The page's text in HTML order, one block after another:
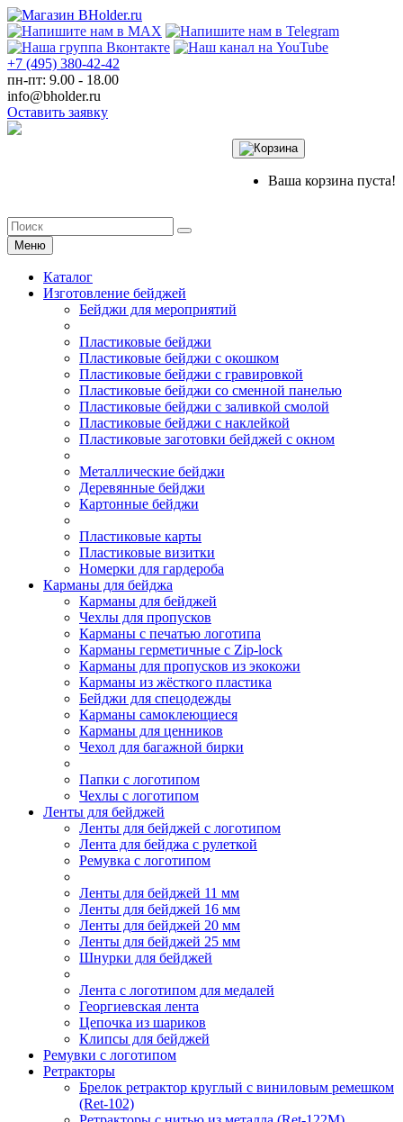
+7 (495) 380-42-42
пн-пт: 9.00 - 18.00
info@bholder.ru
Оставить заявку
Ваша корзина пуста!
Меню
Каталог
Изготовление бейджей
Бейджи для мероприятий
Пластиковые бейджи
Пластиковые бейджи с окошком
Пластиковые бейджи с гравировкой
Пластиковые бейджи со сменной панелью
Пластиковые бейджи с заливкой смолой
Пластиковые бейджи с наклейкой
Пластиковые заготовки бейджей с окном
Металлические бейджи
Деревянные бейджи
Картонные бейджи
Пластиковые карты
Пластиковые визитки
Номерки для гардероба
Карманы для бейджа
Карманы для бейджей
Чехлы для пропусков
Карманы с печатью логотипа
Карманы герметичные с Zip-lock
Карманы для пропусков из экокожи
Карманы из жёсткого пластика
Бейджи для спецодежды
Карманы самоклеющиеся
Карманы для ценников
Чехол для багажной бирки
Папки с логотипом
Чехлы с логотипом
Ленты для бейджей
Ленты для бейджей с логотипом
Лента для бейджа с рулеткой
Ремувка с логотипом
Ленты для бейджей 11 мм
Ленты для бейджей 16 мм
Ленты для бейджей 20 мм
Ленты для бейджей 25 мм
Шнурки для бейджей
Лента с логотипом для медалей
Георгиевская лента
Цепочка из шариков
Клипсы для бейджей
Ремувки с логотипом
Ретракторы
Брелок ретрактор круглый с виниловым ремешком
(Ret-102)